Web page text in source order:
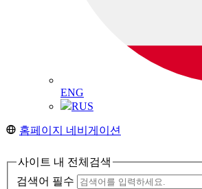
ENG
RUS
홈페이지 네비게이션
사이트 내 전체검색
검색어 필수